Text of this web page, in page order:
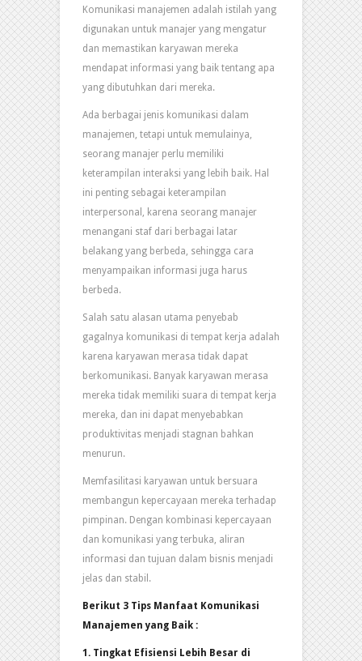
Komunikasi manajemen adalah istilah yang
digunakan untuk manajer yang mengatur
dan memastikan karyawan mereka
mendapat informasi yang baik tentang apa
yang dibutuhkan dari mereka.
Ada berbagai jenis komunikasi dalam
manajemen, tetapi untuk memulainya,
seorang manajer perlu memiliki
keterampilan interaksi yang lebih baik. Hal
ini penting sebagai keterampilan
interpersonal, karena seorang manajer
menangani staf dari berbagai latar
belakang yang berbeda, sehingga cara
menyampaikan informasi juga harus
berbeda.
Salah satu alasan utama penyebab
gagalnya komunikasi di tempat kerja adalah
karena karyawan merasa tidak dapat
berkomunikasi. Banyak karyawan merasa
mereka tidak memiliki suara di tempat kerja
mereka, dan ini dapat menyebabkan
produktivitas menjadi stagnan bahkan
menurun.
Memfasilitasi karyawan untuk bersuara
membangun kepercayaan mereka terhadap
pimpinan. Dengan kombinasi kepercayaan
dan komunikasi yang terbuka, aliran
informasi dan tujuan dalam bisnis menjadi
jelas dan stabil.
Berikut 3 Tips Manfaat Komunikasi
Manajemen yang Baik :
1. Tingkat Efisiensi Lebih Besar di